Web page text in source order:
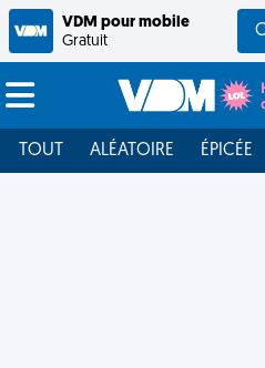
VDM pour mobile
Gratuit
TOUT ALÉATOIRE ÉPICÉE